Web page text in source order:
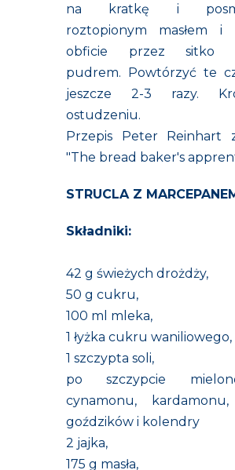
na kratkę i
roztopionym masłem i
obficie przez sitko
pudrem. Powtórzyć te
jeszcze 2-3 razy.
ostudzeniu.
Przepis Peter Reinhart
"The bread baker's
STRUCLA Z
Składniki:
42 g świeżych drożdży,
50 g cukru,
100 ml mleka,
1 łyżka cukru waniliowego,
1 szczypta soli,
po szczypcie
cynamonu,
goździków i kolendry
2 jajka,
175 g masła,